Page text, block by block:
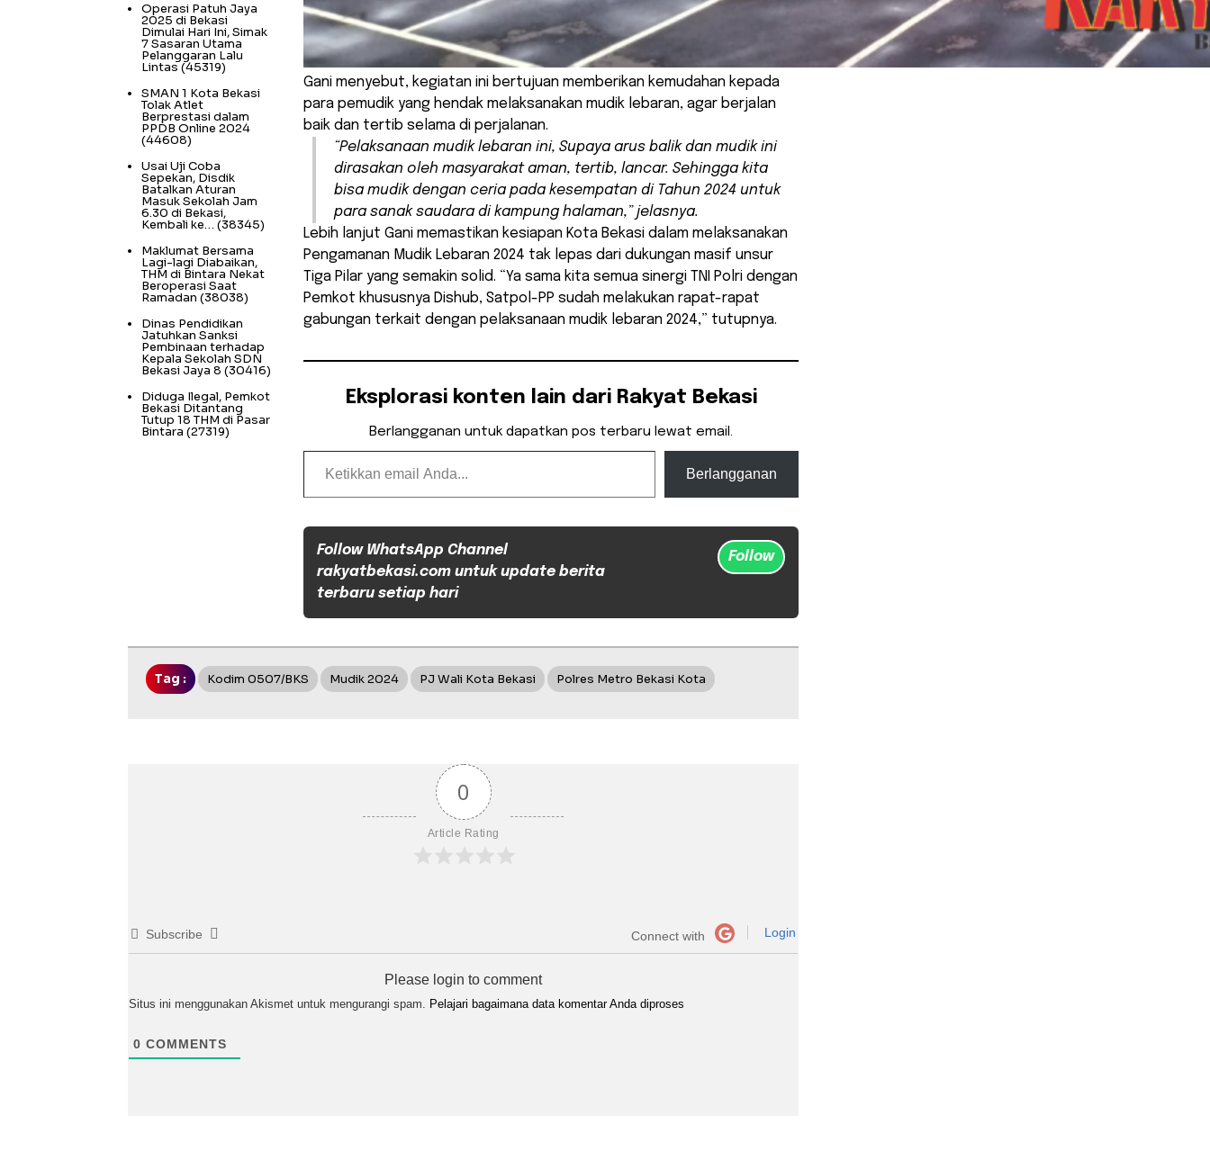
Gani menyebut, kegiatan ini bertujuan memberikan kemudahan kepada
para pemudik yang hendak melaksanakan mudik lebaran, agar berjalan
baik dan tertib selama di perjalanan.
“Pelaksanaan mudik lebaran ini, Supaya arus balik dan mudik ini
dirasakan oleh masyarakat aman, tertib, lancar. Sehingga kita
bisa mudik dengan ceria pada kesempatan di Tahun 2024 untuk
para sanak saudara di kampung halaman,” jelasnya.
Lebih lanjut Gani memastikan kesiapan Kota Bekasi dalam melaksanakan
Pengamanan Mudik Lebaran 2024 tak lepas dari dukungan masif unsur
Tiga Pilar yang semakin solid. “Ya sama kita semua sinergi TNI Polri dengan
Pemkot khususnya Dishub, Satpol-PP sudah melakukan rapat-rapat
gabungan terkait dengan pelaksanaan mudik lebaran 2024,” tutupnya.
Eksplorasi konten lain dari Rakyat Bekasi
Berlangganan untuk dapatkan pos terbaru lewat email.
Ketikkan email Anda...
Berlangganan
Follow WhatsApp Channel
rakyatbekasi.com untuk update berita
terbaru setiap hari
Follow
Operasi Patuh Jaya
2025 di Bekasi
Dimulai Hari Ini, Simak
7 Sasaran Utama
Pelanggaran Lalu
Lintas(45319)
SMAN 1 Kota Bekasi
Tolak Atlet
Berprestasi dalam
PPDB Online 2024
(44608)
Usai Uji Coba
Sepekan, Disdik
Batalkan Aturan
Masuk Sekolah Jam
6.30 di Bekasi,
Kembali ke… (38345)
Maklumat Bersama
Lagi-lagi Diabaikan,
THM di Bintara Nekat
Beroperasi Saat
Ramadan (38038)
Dinas Pendidikan
Jatuhkan Sanksi
Pembinaan terhadap
Kepala Sekolah SDN
Bekasi Jaya 8 (30416)
Diduga Ilegal, Pemkot
Bekasi Ditantang
Tutup 18 THM di Pasar
Bintara (27319)
Tag : Kodim 0507/BKS Mudik 2024 PJ Wali Kota Bekasi Polres Metro Bekasi Kota
0
Article Rating
Subscribe Connect with Login
Please login to comment
Situs ini menggunakan Akismet untuk mengurangi spam. Pelajari bagaimana data komentar Anda diproses
0 COMMENTS